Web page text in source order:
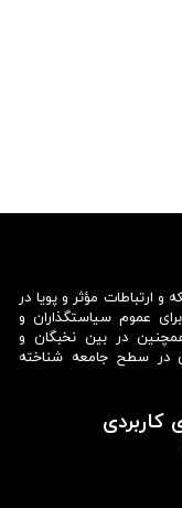
کاربردی
و ارتباطات مؤثر و پویا در
عموم سیاستگذاران و
در بین نخبگان و
در سطح جامعه شناخته